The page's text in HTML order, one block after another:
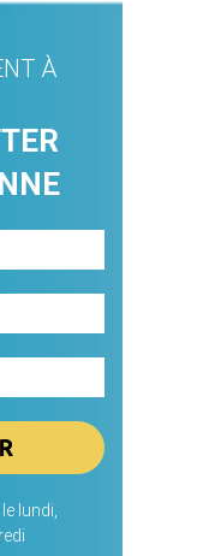
À
lundi,